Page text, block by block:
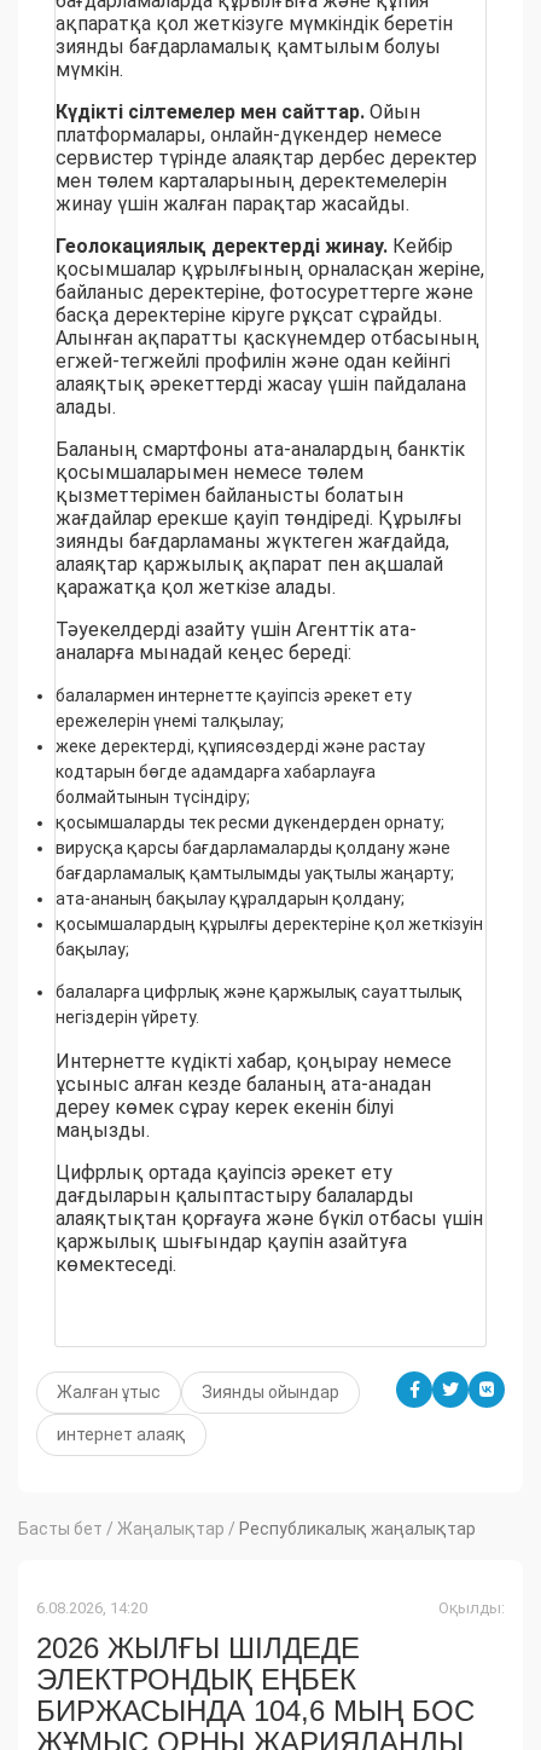
ақпаратқа қол жеткізуге мүмкіндік беретін
зиянды бағдарламалық қамтылым болуы
мүмкін.
Күдікті сілтемелер мен сайттар. Ойын
платформалары, онлайн-дүкендер немесе
сервистер түрінде алаяқтар дербес деректер
мен төлем карталарының деректемелерін
жинау үшін жалған парақтар жасайды.
Геолокациялық деректерді жинау. Кейбір
қосымшалар құрылғының орналасқан жеріне,
байланыс деректеріне, фотосуреттерге және
басқа деректеріне кіруге рұқсат сұрайды.
Алынған ақпаратты қаскүнемдер отбасының
егжей-тегжейлі профилін және одан кейінгі
алаяқтық әрекеттерді жасау үшін пайдалана
алады.
Баланың смартфоны ата-аналардың банктік
қосымшаларымен немесе төлем
қызметтерімен байланысты болатын
жағдайлар ерекше қауіп төндіреді. Құрылғы
зиянды бағдарламаны жүктеген жағдайда,
алаяқтар қаржылық ақпарат пен ақшалай
қаражатқа қол жеткізе алады.
Тәуекелдерді азайту үшін Агенттік ата-
аналарға мынадай кеңес береді:
балалармен интернетте қауіпсіз әрекет ету
ережелерін үнемі талқылау;
жеке деректерді, құпиясөздерді және растау
кодтарын бөгде адамдарға хабарлауға
болмайтынын түсіндіру;
қосымшаларды тек ресми дүкендерден орнату;
вирусқа қарсы бағдарламаларды қолдану және
бағдарламалық қамтылымды уақтылы жаңарту;
ата-ананың бақылау құралдарын қолдану;
қосымшалардың құрылғы деректеріне қол жеткізуін
бақылау;
балаларға цифрлық және қаржылық сауаттылық
негіздерін үйрету.
Интернетте күдікті хабар, қоңырау немесе
ұсыныс алған кезде баланың ата-анадан
дереу көмек сұрау керек екенін білуі
маңызды.
Цифрлық ортада қауіпсіз әрекет ету
дағдыларын қалыптастыру балаларды
алаяқтықтан қорғауға және бүкіл отбасы үшін
қаржылық шығындар қаупін азайтуға
көмектеседі.
Жалған ұтыс Зиянды ойындар
интернет алаяқ
Басты бет / Жаңалықтар / Республикалық жаңалықтар
6.08.2026, 14:20 Оқылды:
2026 ЖЫЛҒЫ ШІЛДЕДЕ
ЭЛЕКТРОНДЫҚ ЕҢБЕК
БИРЖАСЫНДА 104,6 МЫҢ БОС
ЖҰМЫС ОРНЫ ЖАРИЯЛАНДЫ